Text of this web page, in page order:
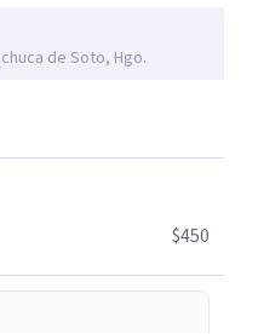
Trabajo
duelo Y psicooncología,
un proceso
escribirme por WhatsApp
gratuita. Y si estás
la primera
de Soto, Hgo.
$450